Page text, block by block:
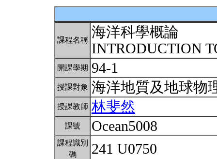
課程名稱 海洋科學概論
INTRODUCTION
開課學期 94-1
授課對象 海洋地質及地球
授課教師 林斐然
課號 Ocean5008
課程識別
碼
241 U0750